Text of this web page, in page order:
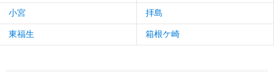
小宮 拝島
東福生 箱根ケ崎